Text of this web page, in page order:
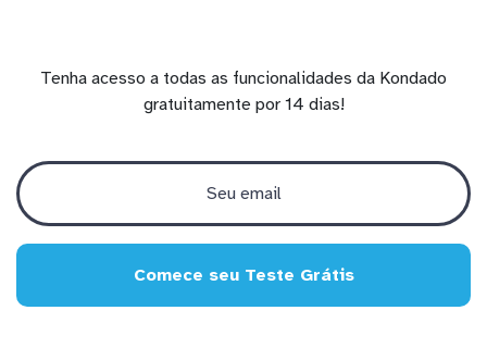
Tenha acesso a todas as funcionalidades da Kondado
gratuitamente por 14 dias!
Comece seu Teste Grátis